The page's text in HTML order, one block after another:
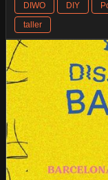
DIWO DIY
taller